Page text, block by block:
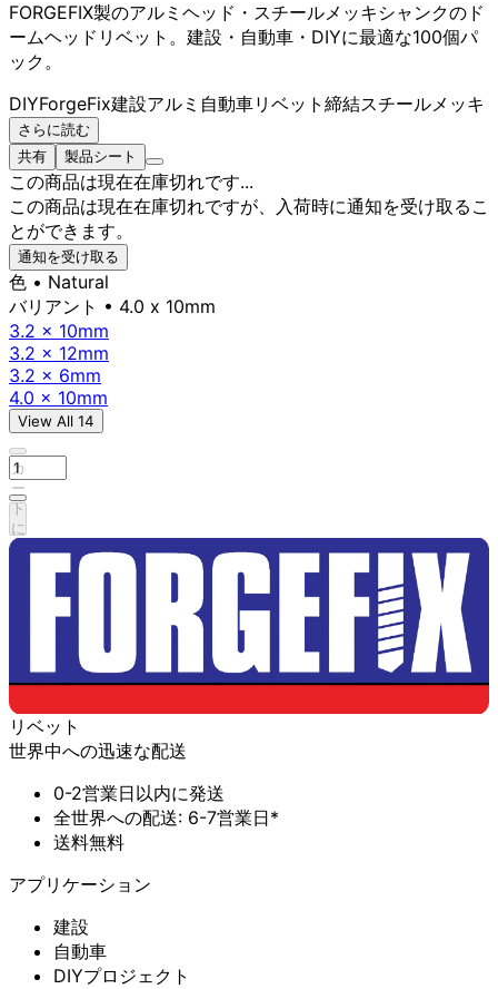
FORGEFIX製のアルミヘッド・スチールメッキシャンクのド
ームヘッドリベット。建設・自動車・DIYに最適な100個パ
ック。
DIYForgeFix建設アルミ 自動車リベット 締結スチールメッキ
さらに読む
共有
製品シート
この商品は現在在庫切れです...
この商品は現在在庫切れですが、入荷時に通知を受け取るこ
とができます。
通知を受け取る
色 • Natural
バリアント • 4.0 x 10mm
3.2 x 10mm
3.2 x 12mm
3.2 x 6mm
4.0 x 10mm
View All 14
カ
ー
ト
に
追
リベット
世界中への迅速な配送
0-2営業日以内に発送
全世界への配送: 6-7営業日*
送料無料
アプリケーション
建設
自動車
DIYプロジェクト